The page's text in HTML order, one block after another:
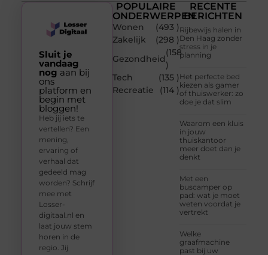
POPULAIRE
ONDERWERPEN
Wonen
(493 )
Zakelijk
(298 )
Gezondheid
(158
)
Tech
(135 )
Recreatie
(114 )
RECENTE
BERICHTEN
Rijbewijs halen in
Den Haag zonder
stress in je
planning
Het perfecte bed
kiezen als gamer
of thuiswerker: zo
doe je dat slim
Waarom een kluis
in jouw
thuiskantoor
meer doet dan je
denkt
Met een
buscamper op
pad: wat je moet
weten voordat je
vertrekt
Welke
graafmachine
past bij uw
Sluit je
vandaag
nog aan bij
ons
platform en
begin met
bloggen!
Heb jij iets te
vertellen? Een
mening,
ervaring of
verhaal dat
gedeeld mag
worden? Schrijf
mee met
Losser-
digitaal.nl en
laat jouw stem
horen in de
regio. Jij